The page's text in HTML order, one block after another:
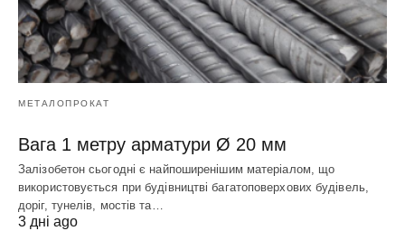
МЕТАЛОПРОКАТ
Вага 1 метру арматури Ø 20 мм
Залізобетон сьогодні є найпоширенішим матеріалом, що
використовується при будівництві багатоповерхових будівель,
доріг, тунелів, мостів та…
3 дні ago